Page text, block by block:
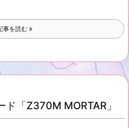
事を読む
「Z370M MORTAR」